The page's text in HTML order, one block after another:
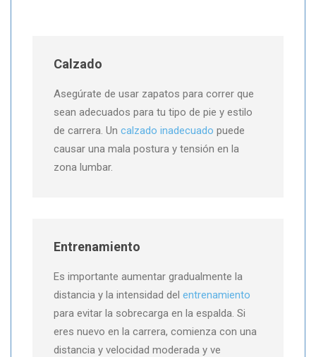
Calzado
Asegúrate de usar zapatos para correr que
sean adecuados para tu tipo de pie y estilo
de carrera. Un calzado inadecuado puede
causar una mala postura y tensión en la
zona lumbar.
Entrenamiento
Es importante aumentar gradualmente la
distancia y la intensidad del entrenamiento
para evitar la sobrecarga en la espalda. Si
eres nuevo en la carrera, comienza con una
distancia y velocidad moderada y ve